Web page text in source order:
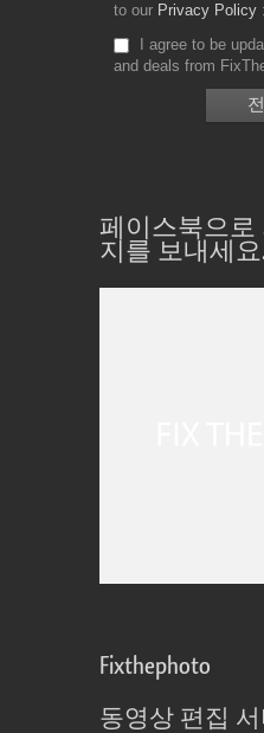
to our Privacy Policy
I agree to be
and deals from
페이스북으로
지를 보내세요
Fixthephoto
동영상 편집